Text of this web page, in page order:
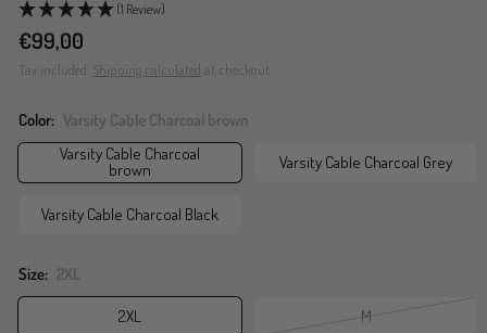
(1 Review)
Sale
price
€99,00
Tax included. Shipping calculated at checkout
Color: Varsity Cable Charcoal brown
Varsity Cable Charcoal
brown Varsity Cable Charcoal Grey
Varsity Cable Charcoal Black
Size: 2XL
2XL M